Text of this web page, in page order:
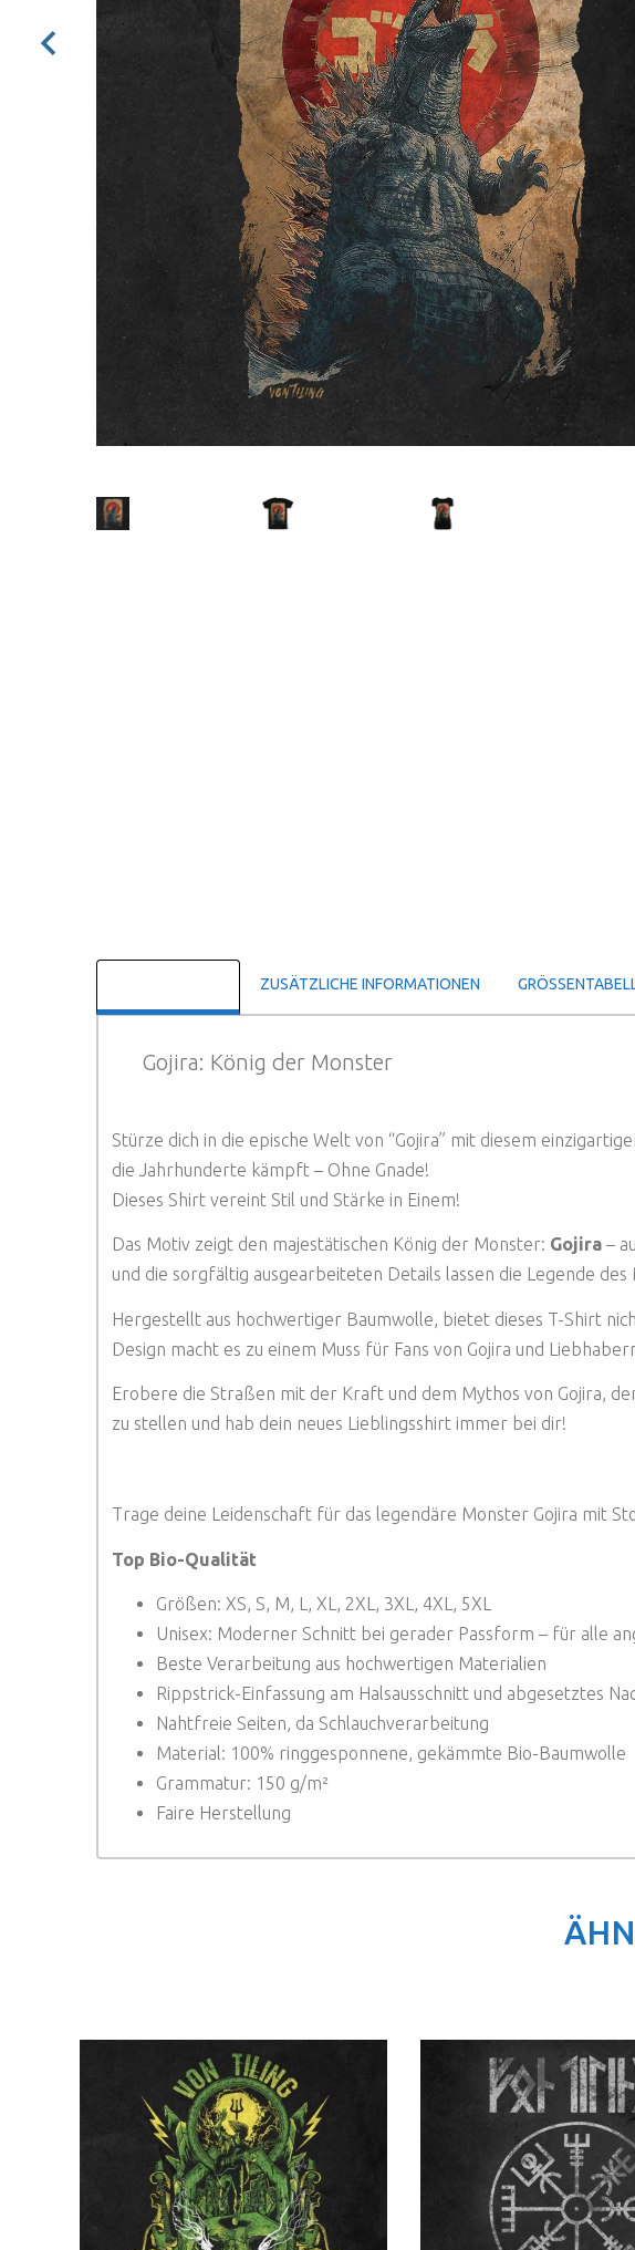
ZUSÄTZLICHE INFORMATIONEN
Gojira: König der Monster
Stürze dich in die epische Welt von “Gojira” mit diesem
die Jahrhunderte kämpft – Ohne Gnade!
Dieses Shirt vereint Stil und Stärke in Einem!
Das Motiv zeigt den majestätischen König der Monster: Gojira –
und die sorgfältig ausgearbeiteten Details lassen die Legende
Hergestellt aus hochwertiger Baumwolle, bietet dieses T-Shirt
Design macht es zu einem Muss für Fans von Gojira und
Erobere die Straßen mit der Kraft und dem Mythos von Gojira,
zu stellen und hab dein neues Lieblingsshirt immer bei dir!
Trage deine Leidenschaft für das legendäre Monster Gojira mit
Top Bio-Qualität
Größen: XS, S, M, L, XL, 2XL, 3XL, 4XL, 5XL
Unisex: Moderner Schnitt bei gerader Passform – für alle
Beste Verarbeitung aus hochwertigen Materialien
Rippstrick-Einfassung am Halsausschnitt und abgesetztes
Nahtfreie Seiten, da Schlauchverarbeitung
Material: 100% ringgesponnene, gekämmte Bio-Baumwolle
Grammatur: 150 g/m²
Faire Herstellung